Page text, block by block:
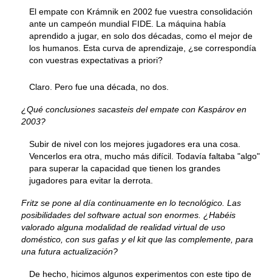
El empate con Krámnik en 2002 fue vuestra consolidación
ante un campeón mundial FIDE. La máquina había
aprendido a jugar, en solo dos décadas, como el mejor de
los humanos. Esta curva de aprendizaje, ¿se correspondía
con vuestras expectativas a priori?
Claro. Pero fue una década, no dos.
¿Qué conclusiones sacasteis del empate con Kaspárov en
2003?
Subir de nivel con los mejores jugadores era una cosa.
Vencerlos era otra, mucho más difícil. Todavía faltaba "algo"
para superar la capacidad que tienen los grandes
jugadores para evitar la derrota.
Fritz se pone al día continuamente en lo tecnológico. Las
posibilidades del software actual son enormes. ¿Habéis
valorado alguna modalidad de realidad virtual de uso
doméstico, con sus gafas y el kit que las complemente, para
una futura actualización?
De hecho, hicimos algunos experimentos con este tipo de